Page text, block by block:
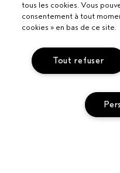
Pour les professionnels
DEVENIR UN SALON
APPELEZ LE
Politique de confidentialité
tous les cookies. Vous
consentement à tout
cookies » en bas de ce site.
Tout refuser